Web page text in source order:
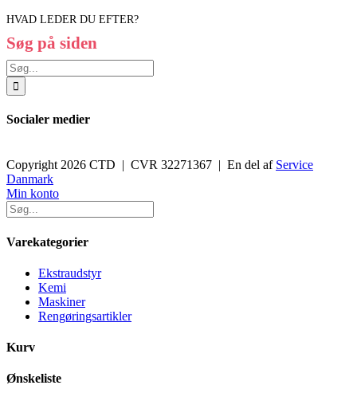
HVAD LEDER DU EFTER?
Søg på siden
Søg
efter:
Socialer medier
Copyright 2026 CTD | CVR 32271367 | En del af Service
Danmark
Toggle
Sliding
Bar
Area
Min konto
Varekategorier
Ekstraudstyr
Kemi
Maskiner
Rengøringsartikler
Kurv
Ønskeliste